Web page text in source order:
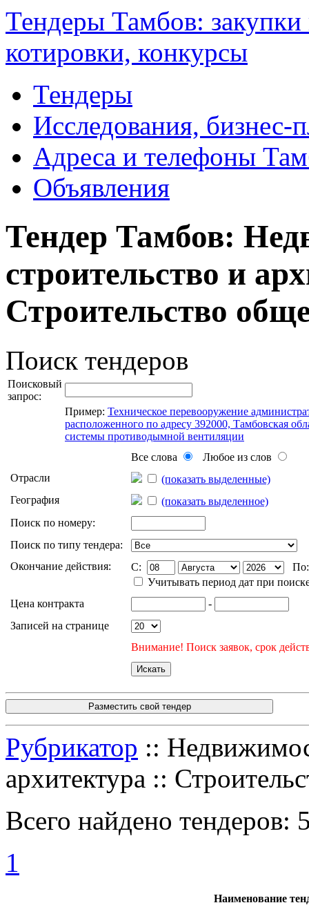
Тендеры Тамбов:
котировки, конкурсы
Тендеры
Исследования, бизнес-
Адреса и телефоны
Объявления
Тендер Тамбов:
строительство и
Строительство
Поиск тендеров
Поисковый
запрос:
Пример: Техническое перевооружение
расположенного по адресу 392000, Тамбовская
системы противодымной вентиляции
Все слова
Любое из слов
Отрасли
(показать выделенные)
География
(показать выделенное)
Поиск по номеру:
Поиск по типу тендера:
Окончание действия:
C:
Учитывать период дат при
Цена контракта
-
Записей на странице
Внимание! Поиск заявок, срок
Разместить свой тендер
Рубрикатор ::
архитектура ::
Всего найдено тендеров:
1
Наименование